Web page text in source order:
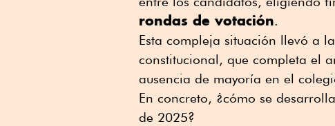
rondas de votación.
Esta compleja situación llevó a
constitucional, que completa el
ausencia de mayoría en el
En concreto, ¿cómo se
de 2025?